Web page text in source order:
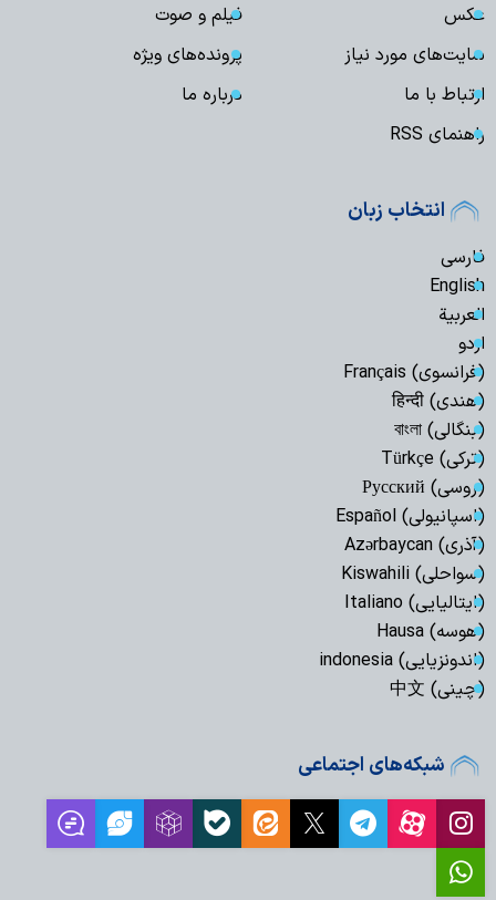
عکس
فیلم و صوت
سایت‌های مورد نیاز
پرونده‌های ویژه
ارتباط با ما
درباره ما
راهنمای RSS
انتخاب زبان
فارسی
English
العربیة
اردو
(فرانسوی) Français
(هندی) हिन्दी
(بنگالی) বাংলা
(ترکی) Türkçe
(روسی) Русский
(اسپانیولی) Español
(آذری) Azərbaycan
(سواحلی) Kiswahili
(ایتالیایی) Italiano
(هوسه) Hausa
(اندونزیایی) indonesia
(چینی) 中文
شبکه‌های اجتماعی